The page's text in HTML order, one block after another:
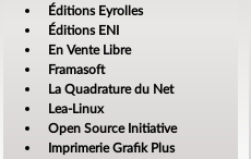
Éditions Eyrolles
Éditions ENI
En Vente Libre
Framasoft
La Quadrature du Net
Lea-Linux
Open Source Initiative
Imprimerie Grafik Plus